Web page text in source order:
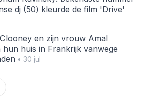
dj (50) kleurde de film 'Drive'
en zijn vrouw Amal
hun huis in Frankrijk vanwege
• 30 jul